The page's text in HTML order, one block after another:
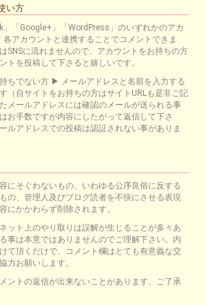
い方
」「Google+」「WordPress」のいずれかのアカ
アカウントと連携することでコメントできま
SNSに流れませんので、アカウントをお持ちの方
トを投稿して下さると嬉しいです。
ちでない方 ▶ メールアドレスと名前を入力する
（自サイトをお持ちの方はサイトURLも是非ご記
メールアドレスには確認のメールが送られる事
お手数ですが内容にしたがって返信して下さ
ルアドレスでの投稿は認証されない事がありま
にそぐわないもの、いわゆる公序良俗に反する
の、管理人及びブログ読者を不快にさせる表現
にかかわらず削除されます。
ット上のやり取りは誤解が生じることが多々あ
事は本意ではありませんのでご理解下さい。内
て頂くだけで、コメント欄はとても有意義な交
力お願いします。
ントの返信が出来ないことがあります、ご了承